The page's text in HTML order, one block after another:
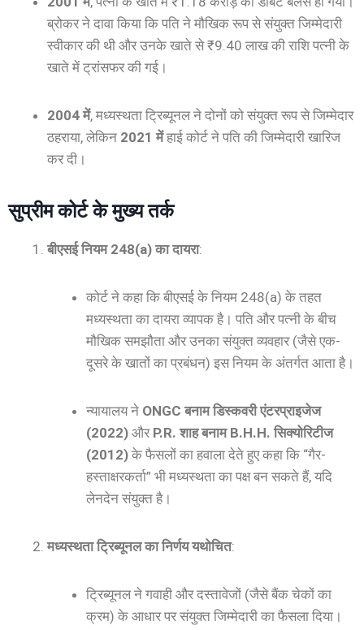
ब्रोकर ने दावा किया कि पति ने मौखिक रूप से संयुक्त जिम्मेदारी
स्वीकार की थी और उनके खाते से ₹9.40 लाख की राशि पत्नी के
खाते में ट्रांसफर की गई।
2004 में, मध्यस्थता ट्रिब्यूनल ने दोनों को संयुक्त रूप से जिम्मेदार
ठहराया, लेकिन 2021 मेंहाई कोर्ट ने पति की जिम्मेदारी खारिज
कर दी।
सुप्रीम कोर्ट के मुख्य तर्क
बीएसई नियम 248(a) का दायरा:
कोर्ट ने कहा कि बीएसई के नियम 248(a) के तहत
मध्यस्थता का दायरा व्यापक है। पति और पत्नी के बीच
मौखिक समझौता और उनका संयुक्त व्यवहार (जैसे एक-
दूसरे के खातों का प्रबंधन) इस नियम के अंतर्गत आता है।
न्यायालय ने ONGC बनाम डिस्कवरी एंटरप्राइजेज
(2022) और P.R. शाह बनाम B.H.H. सिक्योरिटीज
(2012) के फैसलों का हवाला देते हुए कहा कि “गैर-
हस्ताक्षरकर्ता” भी मध्यस्थता का पक्ष बन सकते हैं, यदि
लेनदेन संयुक्त है।
मध्यस्थता ट्रिब्यूनल का निर्णय यथोचित:
ट्रिब्यूनल ने गवाही और दस्तावेजों (जैसे बैंक चेकों का
क्रम) के आधार पर संयुक्त जिम्मेदारी का फैसला दिया।